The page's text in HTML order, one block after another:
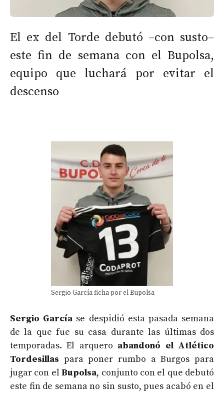
El ex del Torde debutó –con susto–
este fin de semana con el Bupolsa,
equipo que luchará por evitar el
descenso
Sergio García ficha por el Bupolsa
Sergio García se despidió esta pasada semana
de la que fue su casa durante las últimas dos
temporadas. El arquero abandonó el Atlético
Tordesillas para poner rumbo a Burgos para
jugar con elBupolsa, conjunto con el que debutó
este fin de semana no sin susto, pues acabó en el